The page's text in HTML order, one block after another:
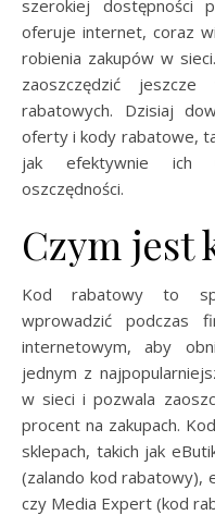
szerokiej dostępności
oferuje internet, coraz
robienia zakupów w
zaoszczędzić
rabatowych. Dzisiaj
oferty i kody rabatowe,
jak efektywnie ich
oszczędności.
Czym jest
Kod rabatowy to
wprowadzić podczas
internetowym, aby
jednym z
w sieci i pozwala
procent na zakupach.
sklepach, takich jak
(zalando kod rabatowy),
czy Media Expert (kod